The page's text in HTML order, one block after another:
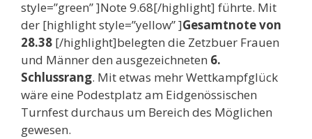
style=”green” ]Note 9.68[/highlight] führte. Mit
der [highlight style=”yellow” ]Gesamtnote von
28.38 [/highlight]belegten die Zetzbuer Frauen
und Männer den ausgezeichneten 6.
Schlussrang. Mit etwas mehr Wettkampfglück
wäre eine Podestplatz am Eidgenössischen
Turnfest durchaus um Bereich des Möglichen
gewesen.